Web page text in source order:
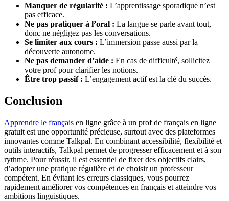
Manquer de régularité : L’apprentissage sporadique n’est
pas efficace.
Ne pas pratiquer à l’oral : La langue se parle avant tout,
donc ne négligez pas les conversations.
Se limiter aux cours : L’immersion passe aussi par la
découverte autonome.
Ne pas demander d’aide : En cas de difficulté, sollicitez
votre prof pour clarifier les notions.
Être trop passif : L’engagement actif est la clé du succès.
Conclusion
Apprendre le français en ligne grâce à un prof de français en ligne
gratuit est une opportunité précieuse, surtout avec des plateformes
innovantes comme Talkpal. En combinant accessibilité, flexibilité et
outils interactifs, Talkpal permet de progresser efficacement et à son
rythme. Pour réussir, il est essentiel de fixer des objectifs clairs,
d’adopter une pratique régulière et de choisir un professeur
compétent. En évitant les erreurs classiques, vous pourrez
rapidement améliorer vos compétences en français et atteindre vos
ambitions linguistiques.